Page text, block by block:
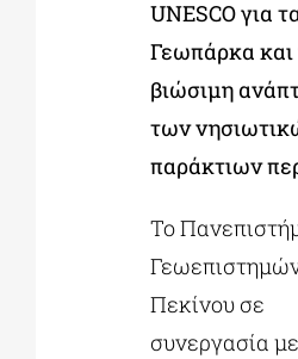
UNESCO για
Γεωπάρκα και
βιώσιμη
των
παράκτιων
Το
Πεκίνου σε
συνεργασία